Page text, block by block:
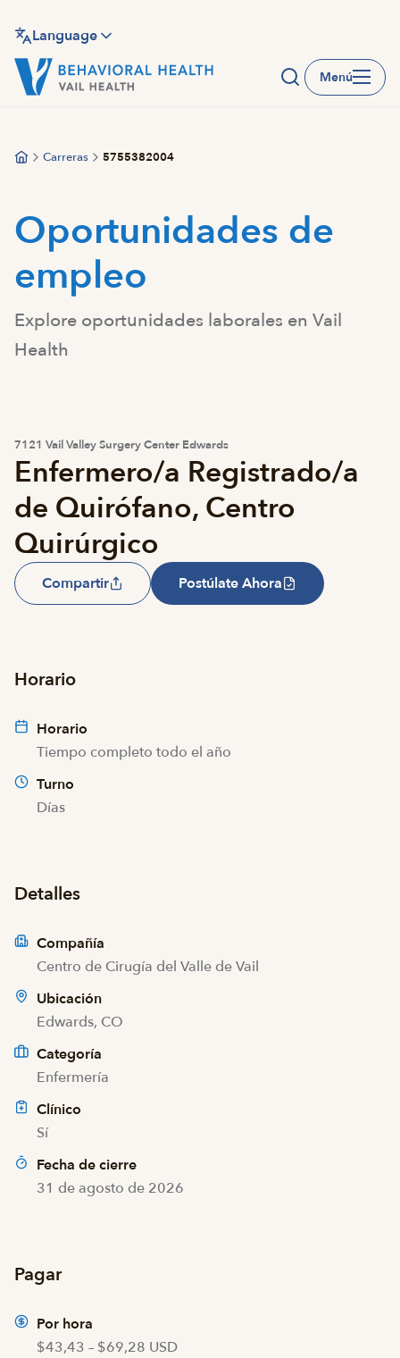
contenido
principal
Language
Menú
Carreras 5755382004
Oportunidades de
empleo
Explore oportunidades laborales en Vail
Health
7121 Vail Valley Surgery Center Edwards
Enfermero/a Registrado/a
de Quirófano, Centro
Quirúrgico
Compartir Postúlate Ahora
Horario
Horario
Tiempo completo todo el año
Turno
Días
Detalles
Compañía
Centro de Cirugía del Valle de Vail
Ubicación
Edwards, CO
Categoría
Enfermería
Clínico
Sí
Fecha de cierre
31 de agosto de 2026
Pagar
Por hora
$43,43 – $69,28 USD